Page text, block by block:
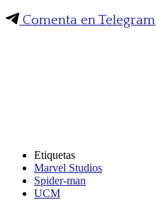
Comenta en Telegram
Etiquetas
Marvel Studios
Spider-man
UCM